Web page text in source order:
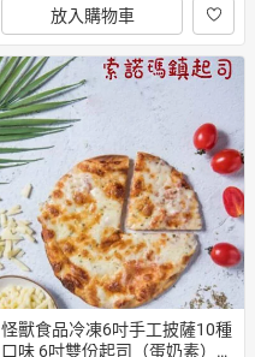
放入購物車
怪獸食品冷凍6吋手工披薩10種
口味 6吋雙份起司（蛋奶素）